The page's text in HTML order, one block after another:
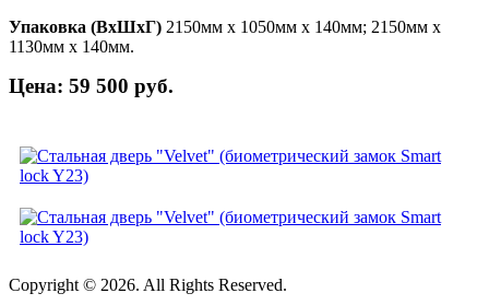
Упаковка (ВхШхГ) 2150мм х 1050мм х 140мм; 2150мм х
1130мм х 140мм.
Цена: 59 500 руб.
Copyright © 2026. All Rights Reserved.